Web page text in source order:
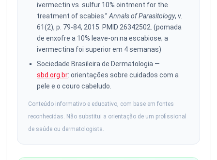
ivermectin vs. sulfur 10% ointment for the
treatment of scabies.” Annals of Parasitology, v.
61(2), p. 79-84, 2015. PMID 26342502. (pomada
de enxofre a 10% leave-on na escabiose; a
ivermectina foi superior em 4 semanas)
Sociedade Brasileira de Dermatologia —
sbd.org.br: orientações sobre cuidados com a
pele e o couro cabeludo.
Conteúdo informativo e educativo, com base em fontes
reconhecidas. Não substitui a orientação de um profissional
de saúde ou dermatologista.